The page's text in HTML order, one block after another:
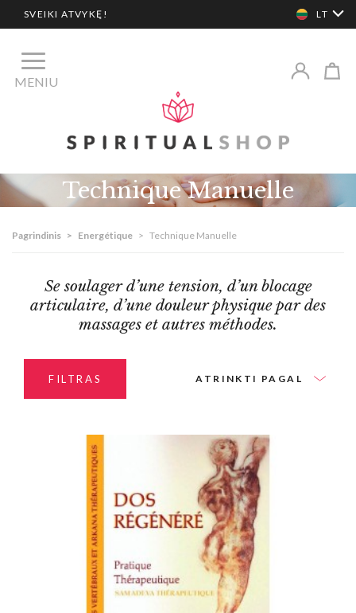
SVEIKI ATVYKĘ! LT
MENIU
Technique Manuelle
Pagrindinis > Energétique > Technique Manuelle
Se soulager d’une tension, d’un blocage
articulaire, d’une douleur physique par des
massages et autres méthodes.
FILTRAS ATRINKTI PAGAL